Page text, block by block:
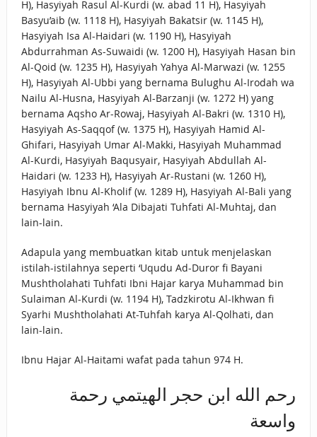
H), Hasyiyah Rasul Al-Kurdi (w. abad 11 H), Hasyiyah
Basyu’aib (w. 1118 H), Hasyiyah Bakatsir (w. 1145 H),
Hasyiyah Isa Al-Haidari (w. 1190 H), Hasyiyah
Abdurrahman As-Suwaidi (w. 1200 H), Hasyiyah Hasan bin
Al-Qoid (w. 1235 H), Hasyiyah Yahya Al-Marwazi (w. 1255
H), Hasyiyah Al-Ubbi yang bernama Bulughu Al-Irodah wa
Nailu Al-Husna, Hasyiyah Al-Barzanji (w. 1272 H) yang
bernama Aqsho Ar-Rowaj, Hasyiyah Al-Bakri (w. 1310 H),
Hasyiyah As-Saqqof (w. 1375 H), Hasyiyah Hamid Al-
Ghifari, Hasyiyah Umar Al-Makki, Hasyiyah Muhammad
Al-Kurdi, Hasyiyah Baqusyair, Hasyiyah Abdullah Al-
Haidari (w. 1233 H), Hasyiyah Ar-Rustani (w. 1260 H),
Hasyiyah Ibnu Al-Kholif (w. 1289 H), Hasyiyah Al-Bali yang
bernama Hasyiyah ‘Ala Dibajati Tuhfati Al-Muhtaj, dan
lain-lain.
Adapula yang membuatkan kitab untuk menjelaskan
istilah-istilahnya seperti ‘Uqudu Ad-Duror fi Bayani
Mushtholahati Tuhfati Ibni Hajar karya Muhammad bin
Sulaiman Al-Kurdi (w. 1194 H), Tadzkirotu Al-Ikhwan fi
Syarhi Mushtholahati At-Tuhfah karya Al-Qolhati, dan
lain-lain.
Ibnu Hajar Al-Haitami wafat pada tahun 974 H.
رحم الله ابن حجر الهيتمي رحمة
واسعة